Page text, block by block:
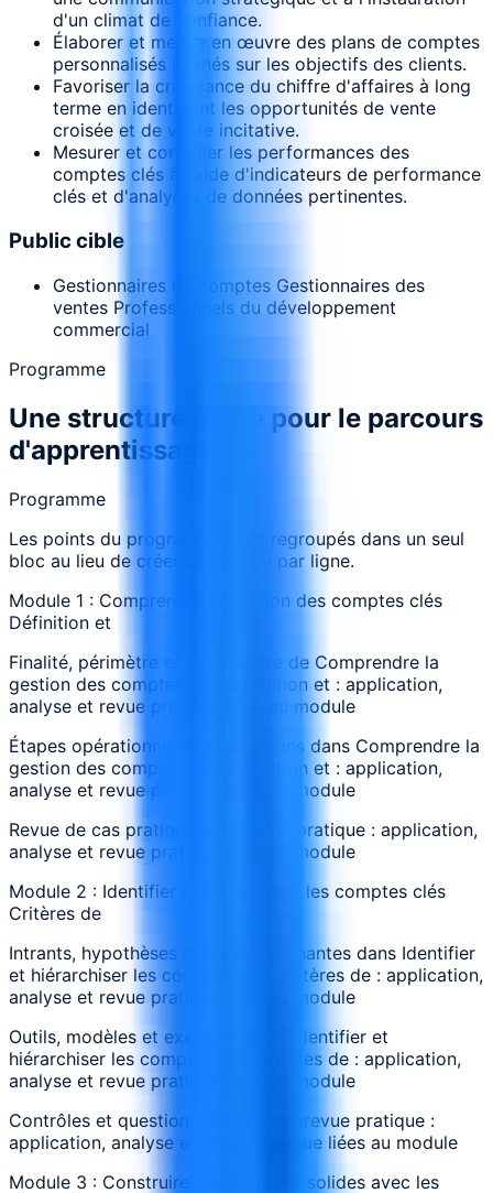
d'un climat de confiance.
Élaborer et mettre en œuvre des plans de comptes
personnalisés alignés sur les objectifs des clients.
Favoriser la croissance du chiffre d'affaires à long
terme en identifiant les opportunités de vente
croisée et de vente incitative.
Mesurer et contrôler les performances des
comptes clés à l'aide d'indicateurs de performance
clés et d'analyses de données pertinentes.
Public cible
Gestionnaires de comptes Gestionnaires des
ventes Professionnels du développement
commercial
Programme
Une structure claire pour le parcours
d'apprentissage.
Programme
Les points du programme sont regroupés dans un seul
bloc au lieu de créer un module par ligne.
Module 1 : Comprendre la gestion des comptes clés
Définition et
Finalité, périmètre et vocabulaire de Comprendre la
gestion des comptes clés Définition et : application,
analyse et revue pratique liées au module
Étapes opérationnelles et décisions dans Comprendre la
gestion des comptes clés Définition et : application,
analyse et revue pratique liées au module
Revue de cas pratique pour revue pratique : application,
analyse et revue pratique liées au module
Module 2 : Identifier et hiérarchiser les comptes clés
Critères de
Intrants, hypothèses et parties prenantes dans Identifier
et hiérarchiser les comptes clés Critères de : application,
analyse et revue pratique liées au module
Outils, modèles et exemples pour Identifier et
hiérarchiser les comptes clés Critères de : application,
analyse et revue pratique liées au module
Contrôles et questions de suivi sur revue pratique :
application, analyse et revue pratique liées au module
Module 3 : Construire des relations solides avec les